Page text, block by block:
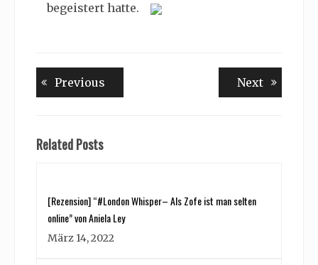
begeistert hatte.
Beitragsnavigation
Previous NextNext
Related Posts
[Rezension] “#London Whisper– Als Zofe ist man selten
online” von Aniela Ley
März 14, 2022